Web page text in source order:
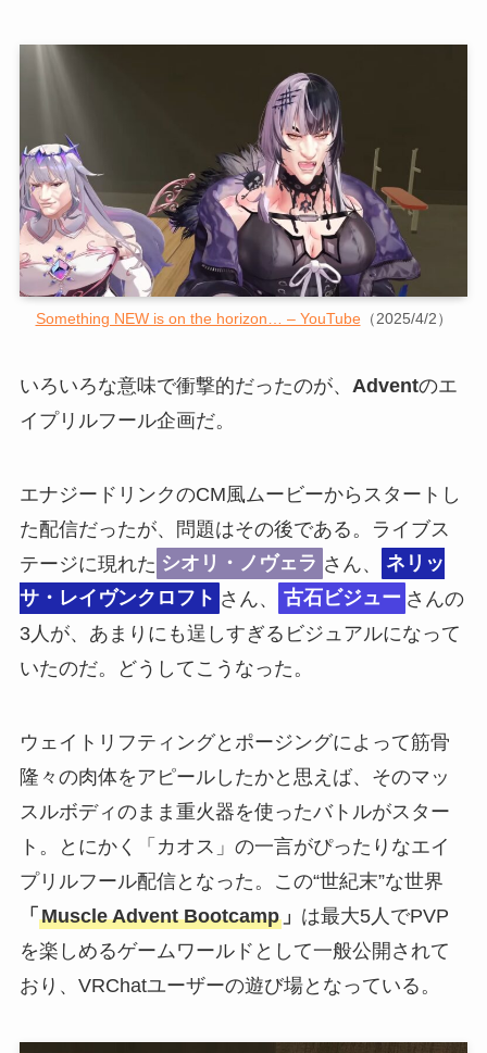
Something NEW is on the horizon… – YouTube（2025/4/2）
いろいろな意味で衝撃的だったのが、 Adventのエ
イプリルフール企画だ。
エナジードリンクのCM風ムービーからスタートし
た配信だったが、問題はその後である。ライブス
テージに現れた シオリ・ノヴェラ さん、
ネリッ
サ・レイヴンクロフト さん、 古石ビジュー さんの
3人が、あまりにも逞しすぎるビジュアルになって
いたのだ。どうしてこうなった。
ウェイトリフティングとポージングによって筋骨
隆々の肉体をアピールしたかと思えば、そのマッ
スルボディのまま重火器を使ったバトルがスター
ト。とにかく「カオス」の一言がぴったりなエイ
プリルフール配信となった。この“世紀末”な世界
「 Muscle Advent Bootcamp」 は最大5人でPVP
を楽しめるゲームワールドとして一般公開されて
おり、VRChatユーザーの遊び場となっている。